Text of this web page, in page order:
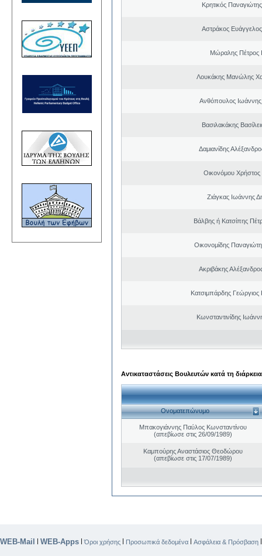
Κρητικός
Αστράκος
Μώραλης Πέτρος
Λουκάκης Μανώλης
Ανθόπουλος Ιωάννης
Βασιλακάκης
Δαμιανίδης
Οικονόμου Χρήστος
Ζιάγκας Ιωάννης
Βάλβης ή Κατσίπης
Οικονομίδης
Ακριβάκης
Κατσιμπάρδης Γεώργιος
Κωνσταντινίδης
Αντικαταστάσεις Βουλευτών κατά τη
Ονοματεπώνυμο
Μπακογιάννης Παύλος Κωνσταντίνου
(απεβίωσε στις 26/09/1989)
Καμπούρης Αναστάσιος Θεοδώρου
(απεβίωσε στις 17/07/1989)
WEB-Mail | WEB-Apps |Όροι χρήσης | Προσωπικά δεδομένα | Ασφάλεια & Πρόσβαση